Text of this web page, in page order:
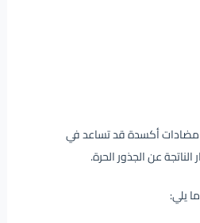
مضادات أكسدة قد تساعد في
عن الجذور الحرة.
يلي: